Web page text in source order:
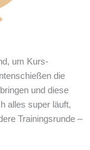
um Kurs­
die
und diese
alles super läuft,
Trainingsrunde –